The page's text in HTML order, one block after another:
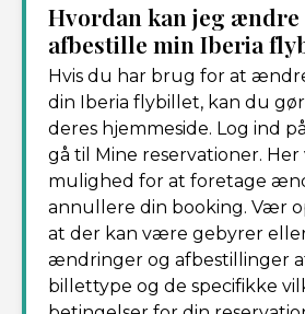
Hvordan kan jeg
afbestille min Iberia
Hvis du har brug for at
din Iberia flybillet, kan du
deres hjemmeside. Log ind
gå til Mine reservationer. Her
mulighed for at foretage
annullere din booking. Vær
at der kan være gebyrer
ændringer og afbestillinger
billettype og de specifikke